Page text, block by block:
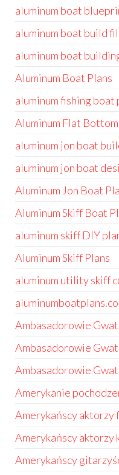
aluminum boat
aluminum boat build
aluminum boat
Aluminum Boat Plans
aluminum fishing boat
Aluminum Flat
aluminum jon boat
aluminum jon boat
Aluminum Jon Boat
Aluminum Skiff Boat
aluminum skiff DIY
Aluminum Skiff Plans
aluminum utility skiff
Ambasadorowie
Ambasadorowie
Ambasadorowie
Amerykanie
Amerykańscy aktorzy
Amerykańscy aktorzy
Amerykańscy